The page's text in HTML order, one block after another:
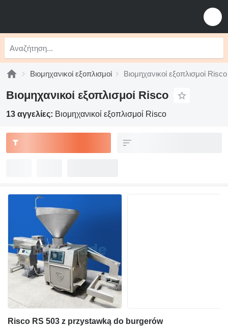
Βιομηχανικοί εξοπλισμοί Βιομηχανικοί εξοπλισμοί Risco
Βιομηχανικοί εξοπλισμοί Risco
13 αγγελίες: Βιομηχανικοί εξοπλισμοί Risco
Risco RS 503 z przystawką do burgerów